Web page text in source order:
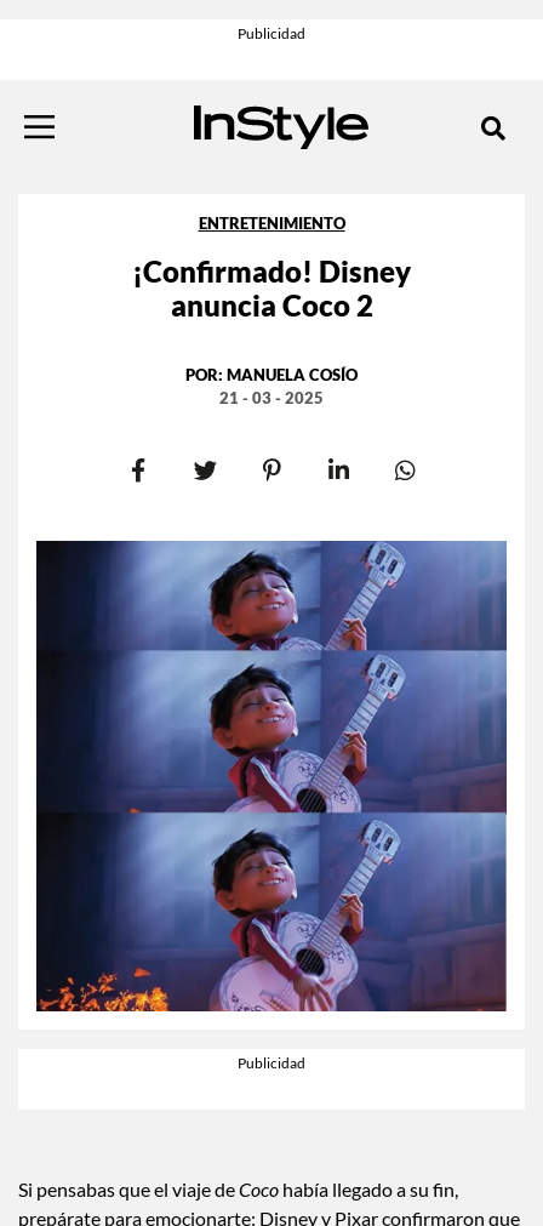
ENTRETENIMIENTO
¡Confirmado! Disney
anuncia Coco 2
POR: MANUELA COSÍO
21 - 03 - 2025
00:00Tiempo transcurrido: 0 segundos 00:45